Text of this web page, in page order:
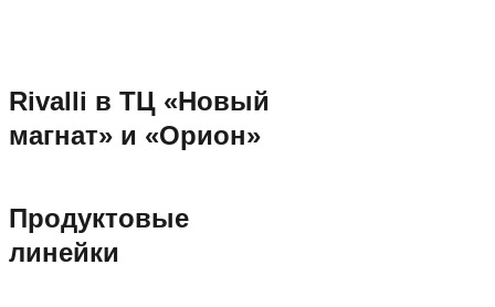
Продуктовые
линейки
Rivalli в ТЦ «Новый
магнат» и «Орион»